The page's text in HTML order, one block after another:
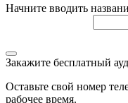
Начните вводить
Закажите бесплатный
Оставьте свой номер
рабочее время.